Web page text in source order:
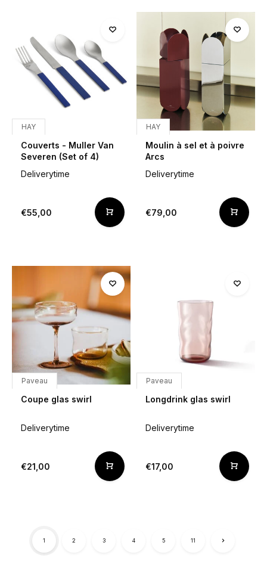
HAY
Couverts - Muller Van
Severen (Set of 4)
Deliverytime
€55,00
HAY
Moulin à sel et à poivre
Arcs
Deliverytime
€79,00
Paveau
Coupe glas swirl
Deliverytime
€21,00
Paveau
Longdrink glas swirl
Deliverytime
€17,00
1 2 3 4 5 11